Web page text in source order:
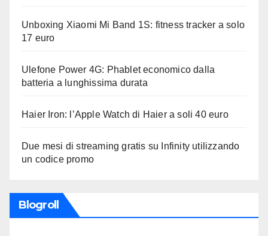
Unboxing Xiaomi Mi Band 1S: fitness tracker a solo
17 euro
Ulefone Power 4G: Phablet economico dalla
batteria a lunghissima durata
Haier Iron: l’Apple Watch di Haier a soli 40 euro
Due mesi di streaming gratis su Infinity utilizzando
un codice promo
Blogroll